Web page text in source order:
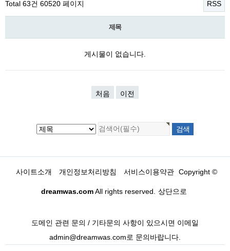
Total 63건 60520 페이지 RSS
제목
게시물이 없습니다.
처음 이전
사이트소개 개인정보처리방침 서비스이용약관 Copyright ©
dreamwas.comAll rights reserved. 상단으로
도메인 관련 문의 / 기타문의 사항이 있으시면 이메일
admin@dreamwas.com로 문의바랍니다.